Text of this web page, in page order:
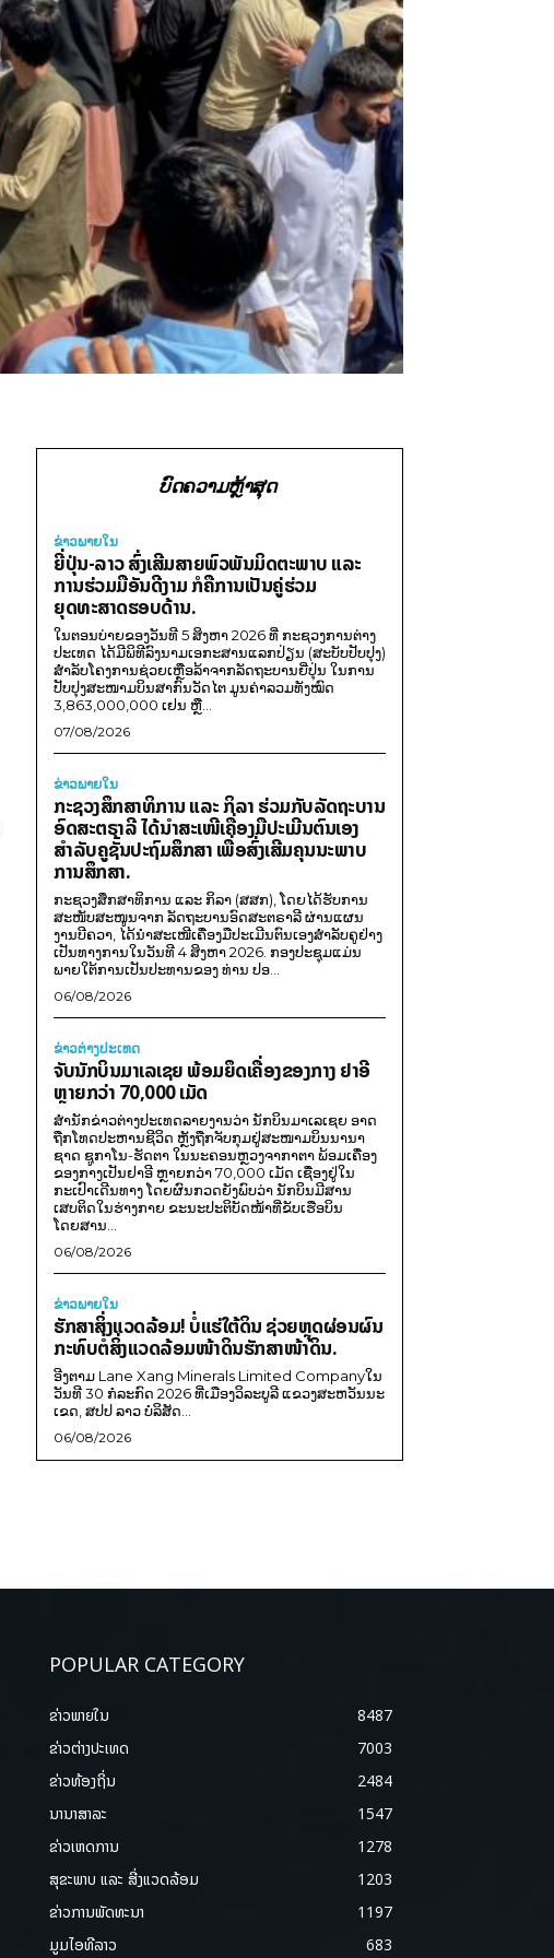
ບົດຄວາມຫຼ້າສຸດ
ຂ່າວພາຍ​ໃນ
ຍີ່ປຸ່ນ-ລາວ ສົ່ງເສີມສາຍພົວພັນມິດຕະພາບ ແລະ
ການຮ່ວມມືອັນດີງາມ ກໍຄືການເປັນຄູ່ຮ່ວມ
ຍຸດທະສາດຮອບດ້ານ.
ໃນຕອນບ່າຍຂອງວັນທີ 5 ສິງຫາ 2026 ທີ່ ກະຊວງການຕ່າງ
ປະເທດ ໄດ້ມີພິທີລົງນາມເອກະສານແລກປ່ຽນ (ສະບັບປັບປຸງ)
ສໍາລັບໂຄງການຊ່ວຍເຫຼືອລ້າຈາກລັດຖະບານຍີ່ປຸ່ນ ໃນການ
ປັບປຸງສະໜາມບິນສາກົນວັດໄຕ ມູນຄ່າລວມທັງໝົດ
3,863,000,000 ເຢນ ຫຼື...
07/08/2026
ຂ່າວພາຍ​ໃນ
ກະຊວງສຶກສາທິການ ແລະ ກິລາ ຮ່ວມກັບລັດຖະບານ
ອົດສະຕຣາລີ ໄດ້ນຳສະເໜີເຄື່ອງມືປະເມີນຕົນເອງ
ສຳລັບຄູຊັ້ນປະຖົມສຶກສາ ເພື່ອສົ່ງເສີມຄຸນນະພາບ
ການສຶກສາ.
ກະຊວງສຶກສາທິການ ແລະ ກິລາ (ສສກ), ໂດຍໄດ້ຮັບການ
ສະໜັບສະໜູນຈາກ ລັດຖະບານອົດສະຕຣາລີ ຜ່ານແຜນ
ງານບີຄວາ, ໄດ້ນຳສະເໜີເຄື່ອງມືປະເມີນຕົນເອງສຳລັບຄູຢ່າງ
ເປັນທາງການໃນວັນທີ 4 ສິງຫາ 2026. ກອງປະຊຸມແມ່ນ
ພາຍໃຕ້ການເປັນປະທານຂອງ ທ່ານ ປອ...
06/08/2026
ຂ່າວຕ່າງປະເທດ
ຈັບນັກບິນມາເລເຊຍ ພ້ອມຍຶດເຄື່ອງຂອງກາງ ຢາອີ
ຫຼາຍກວ່າ 70,000 ເມັດ
ສຳນັກຂ່າວຕ່າງປະເທດລາຍງານວ່າ ນັກບິນມາເລເຊຍ ອາດ
ຖືກໂທດປະຫານຊີວິດ ຫຼັງຖືກຈັບກຸມຢູ່ສະໜາມບິນນານາ
ຊາດ ຊູກາໂນ-ຮັດຕາ ໃນນະຄອນຫຼວງຈາກາຕາ ພ້ອມເຄື່ອງ
ຂອງກາງເປັນຢາອີ ຫຼາຍກວ່າ 70,000 ເມັດ ເຊື່ອງຢູ່ໃນ
ກະເປົາເດີນທາງ ໂດຍຜົນກວດຍັງພົບວ່າ ນັກບິນມີສານ
ເສບຕິດໃນຮ່າງກາຍ ຂະນະປະຕິບັດໜ້າທີ່ຂັບເຮືອບິນ
ໂດຍສານ...
06/08/2026
ຂ່າວພາຍ​ໃນ
ຮັກສາສິ່ງແວດລ້ອມ! ບໍ່ແຮ່ໃຕ້ດິນ ຊ່ວຍຫຼຸດຜ່ອນຜົນ
ກະທົບຕໍ່ສິ່ງແວດລ້ອມໜ້າດິນຮັກສາໜ້າດິນ.
ອີງຕາມ Lane Xang Minerals Limited Companyໃນ
ວັນທີ 30 ກໍລະກົດ 2026 ທີ່ເມືອງວິລະບູລີ ແຂວງສະຫວັນນະ
ເຂດ, ສປປ ລາວ ບໍລິສັດ...
06/08/2026
POPULAR CATEGORY
ຂ່າວພາຍ​ໃນ
8487
ຂ່າວຕ່າງປະເທດ
7003
ຂ່າວທ້ອງຖິ່ນ
2484
ນານາສາລະ
1547
ຂ່າວເຫດການ
1278
ສຸຂະພາບ ແລະ ສີ່ງແວດລ້ອມ
1203
ຂ່າວການພັດທະນາ
1197
ມູມໄອທີລາວ
683